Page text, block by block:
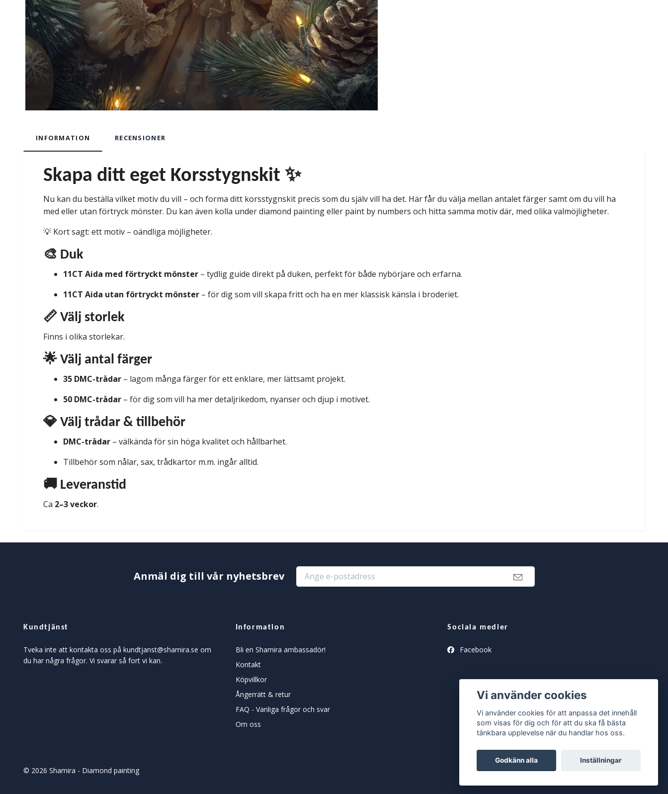
INFORMATION RECENSIONER
Skapa ditt eget Korsstygnskit ✨
Nu kan du beställa vilket motiv du vill – och forma ditt korsstygnskit precis som du själv vill ha det. Här får du välja mellan antalet färger samt om du vill ha
med eller utan förtryck mönster. Du kan även kolla under diamond painting eller paint by numbers och hitta samma motiv där, med olika valmöjligheter.
💡 Kort sagt: ett motiv – oändliga möjligheter.
🎨 Duk
11CT Aida med förtryckt mönster – tydlig guide direkt på duken, perfekt för både nybörjare och erfarna.
11CT Aida utan förtryckt mönster – för dig som vill skapa fritt och ha en mer klassisk känsla i broderiet.
📏 Välj storlek
Finns i olika storlekar.
🌟 Välj antal färger
35 DMC-trådar – lagom många färger för ett enklare, mer lättsamt projekt.
50 DMC-trådar – för dig som vill ha mer detaljrikedom, nyanser och djup i motivet.
💎 Välj trådar & tillbehör
DMC-trådar – välkända för sin höga kvalitet och hållbarhet.
Tillbehör som nålar, sax, trådkartor m.m. ingår alltid.
🚚 Leveranstid
Ca 2–3 veckor.
Anmäl dig till vår nyhetsbrev
Kundtjänst
Tveka inte att kontakta oss på kundtjanst@shamira.se om
du har några frågor. Vi svarar så fort vi kan.
Information
Bli en Shamira ambassadör!
Kontakt
Köpvillkor
Ångerrätt & retur
FAQ - Vanliga frågor och svar
Om oss
Sociala medier
Facebook
© 2026 Shamira - Diamond painting
Vi använder cookies
Vi använder cookies för att anpassa det innehåll
som visas för dig och för att du ska få bästa
tänkbara upplevelse när du handlar hos oss.
Godkänn alla Inställningar